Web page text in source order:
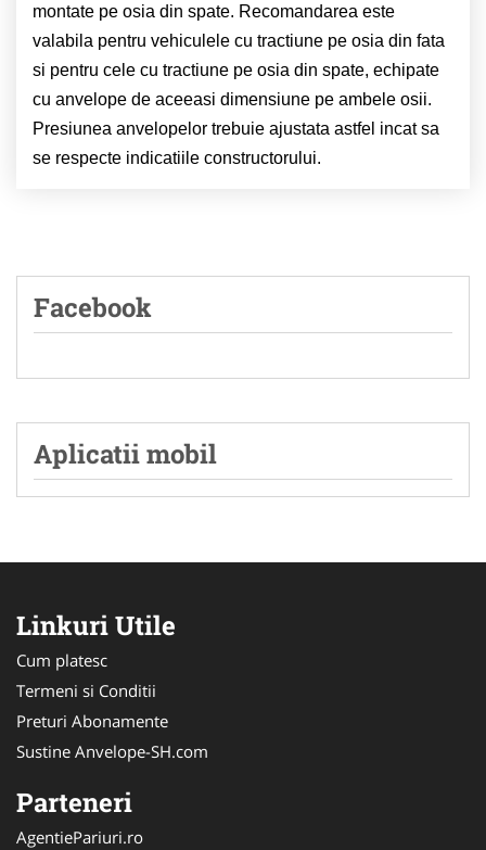
montate pe osia din spate. Recomandarea este
valabila pentru vehiculele cu tractiune pe osia din fata
si pentru cele cu tractiune pe osia din spate, echipate
cu anvelope de aceeasi dimensiune pe ambele osii.
Presiunea anvelopelor trebuie ajustata astfel incat sa
se respecte indicatiile constructorului.
Facebook
Aplicatii mobil
Linkuri Utile
Cum platesc
Termeni si Conditii
Preturi Abonamente
Sustine Anvelope-SH.com
Parteneri
AgentiePariuri.ro